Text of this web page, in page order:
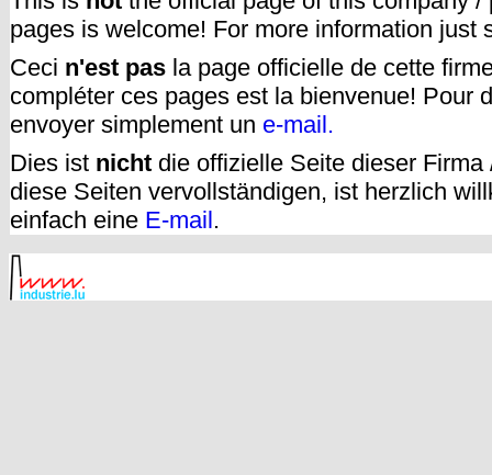
pages is welcome! For more information just
Ceci n'est pas la page officielle de cette
compléter ces pages est la bienvenue! Pour
envoyer simplement un e-mail.
Dies ist nicht die offizielle Seite dieser
diese Seiten vervollständigen, ist herzlich
einfach eine E-mail .